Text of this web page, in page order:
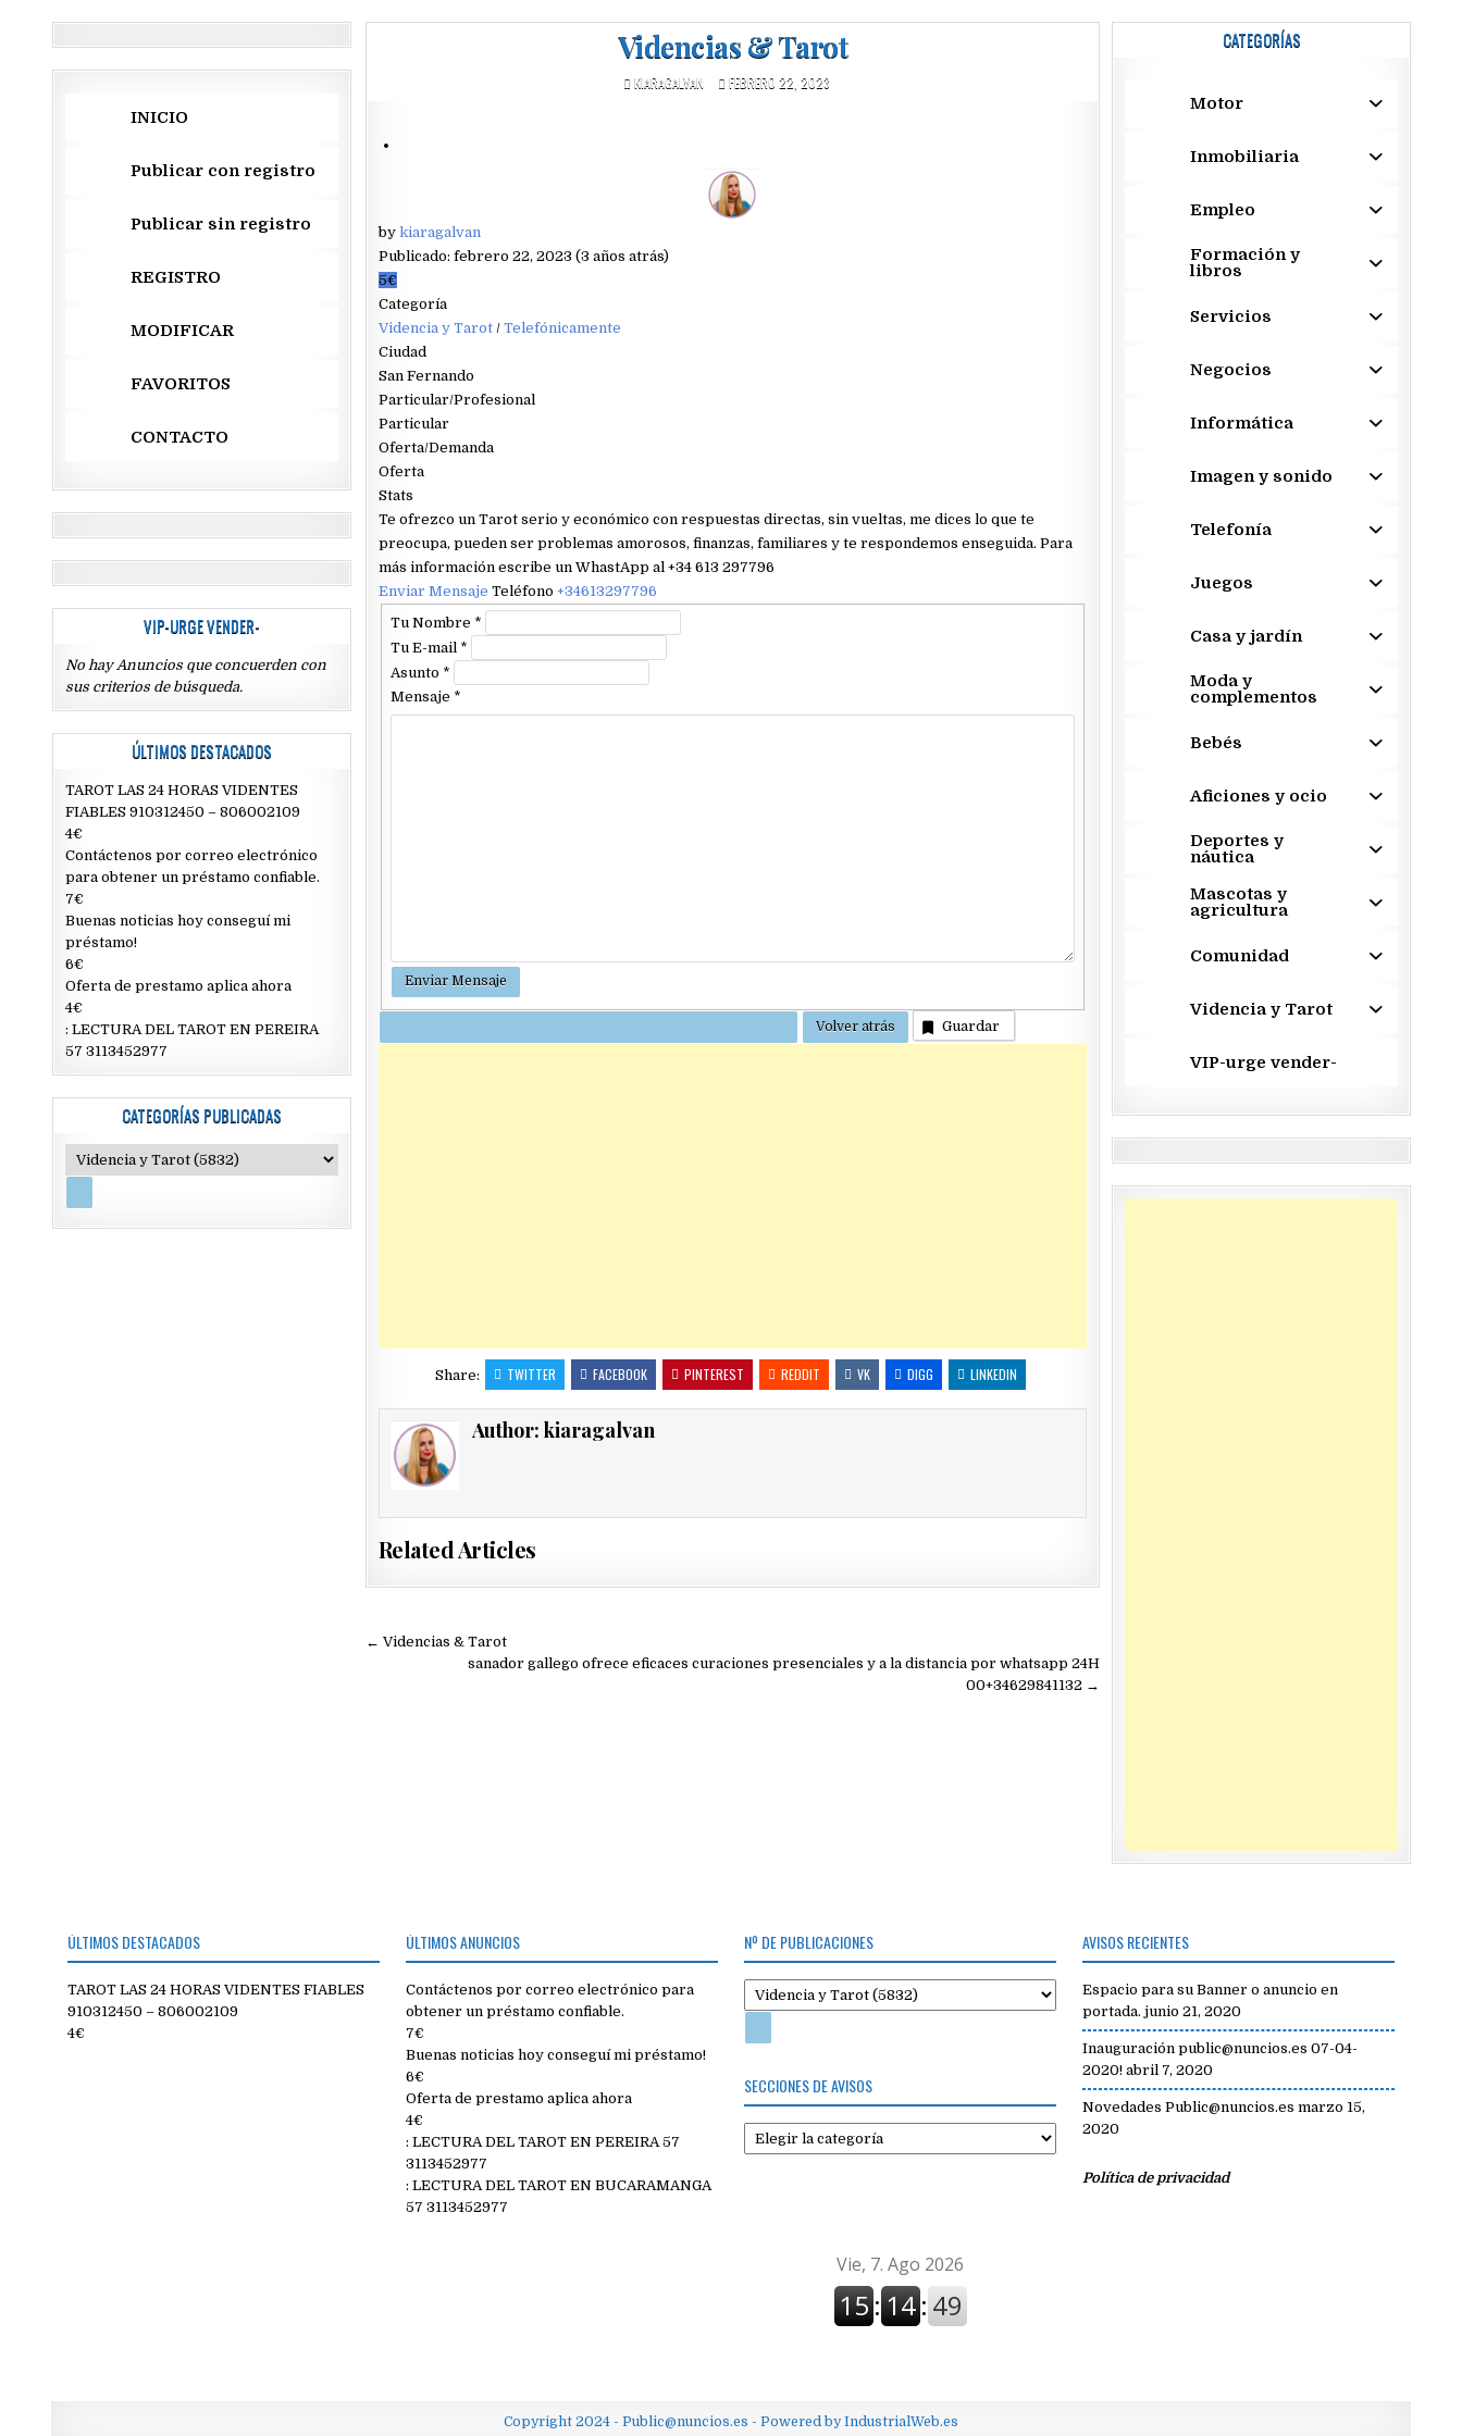
Videncias & Tarot
KIARAGALVAN FEBRERO 22, 2023
by kiaragalvan
Publicado: febrero 22, 2023 (3 años atrás)
5€
Categoría
Videncia y Tarot/ Telefónicamente
Ciudad
San Fernando
Particular/Profesional
Particular
Oferta/Demanda
Oferta
Stats
Te ofrezco un Tarot serio y económico con respuestas directas, sin vueltas, me dices lo que te
preocupa, pueden ser problemas amorosos, finanzas, familiares y te respondemos enseguida. Para
más información escribe un WhastApp al +34 613 297796
Enviar Mensaje Teléfono +34613297796
Tu Nombre *
Tu E-mail *
Asunto *
Mensaje *
Guardar
Share: TWITTER FACEBOOK PINTEREST REDDIT VK DIGG LINKEDIN
Author:kiaragalvan
Related Articles
Navegación
← Videncias & Tarot
sanador gallego ofrece eficaces curaciones presenciales y a la distancia por whatsapp 24H
00+34629841132 →
INICIO
Publicar con registro
Publicar sin registro
REGISTRO
MODIFICAR
FAVORITOS
CONTACTO
VIP-URGE VENDER-
No hay Anuncios que concuerden con
sus criterios de búsqueda.
ÚLTIMOS DESTACADOS
TAROT LAS 24 HORAS VIDENTES
FIABLES 910312450 – 806002109
4€
Contáctenos por correo electrónico
para obtener un préstamo confiable.
7€
Buenas noticias hoy conseguí mi
préstamo!
6€
Oferta de prestamo aplica ahora
4€
: LECTURA DEL TAROT EN PEREIRA
57 3113452977
CATEGORÍAS PUBLICADAS
CATEGORÍAS
Motor
Inmobiliaria
Empleo
Formación y
libros
Servicios
Negocios
Informática
Imagen y sonido
Telefonía
Juegos
Casa y jardín
Moda y
complementos
Bebés
Aficiones y ocio
Deportes y
náutica
Mascotas y
agricultura
Comunidad
Videncia y Tarot
VIP-urge vender-
ÚLTIMOS DESTACADOS
TAROT LAS 24 HORAS VIDENTES FIABLES
910312450 – 806002109
4€
ÚLTIMOS ANUNCIOS
Contáctenos por correo electrónico para
obtener un préstamo confiable.
7€
Buenas noticias hoy conseguí mi préstamo!
6€
Oferta de prestamo aplica ahora
4€
: LECTURA DEL TAROT EN PEREIRA 57
3113452977
: LECTURA DEL TAROT EN BUCARAMANGA
57 3113452977
Nº DE PUBLICACIONES
SECCIONES DE AVISOS
Secciones
de
AVISOS RECIENTES
Espacio para su Banner o anuncio en
portada. junio 21, 2020
Inauguración public@nuncios.es 07-04-
2020! abril 7, 2020
Novedades Public@nuncios.es marzo 15,
2020
Política de privacidad
Copyright 2024 - Public@nuncios.es - Powered by IndustrialWeb.es